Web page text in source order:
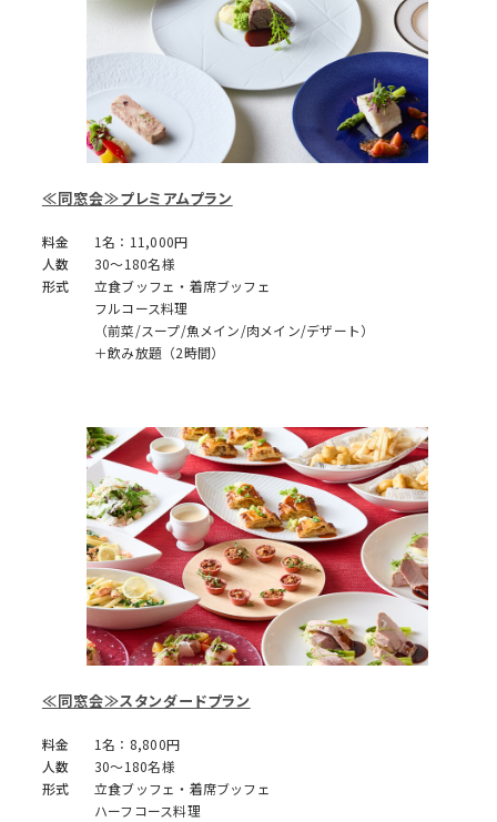
≪同窓会≫プレミアムプラン
料金
1名：11,000円
人数
30～180名様
形式
立食ブッフェ・着席ブッフェ
フルコース料理
（前菜/スープ/魚メイン/肉メイン/デザート）
＋飲み放題（2時間）
≪同窓会≫スタンダードプラン
料金
1名：8,800円
人数
30～180名様
形式
立食ブッフェ・着席ブッフェ
ハーフコース料理